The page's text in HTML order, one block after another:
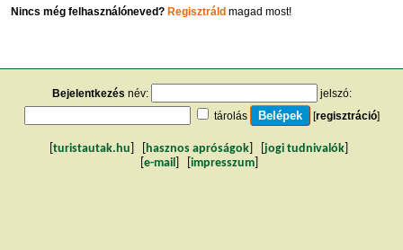
Nincs még felhasználóneved? Regisztráldmagad most!
Bejelentkezés név:
jelszó:
tárolás
[regisztráció]
turistautak.hu hasznos apróságok jogi tudnivalók
e-mail impresszum]